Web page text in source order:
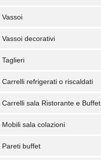
Vassoi
Vassoi decorativi
Taglieri
Carrelli refrigerati o riscaldati
Carrelli sala Ristorante e Buffet
Mobili sala colazioni
Pareti buffet